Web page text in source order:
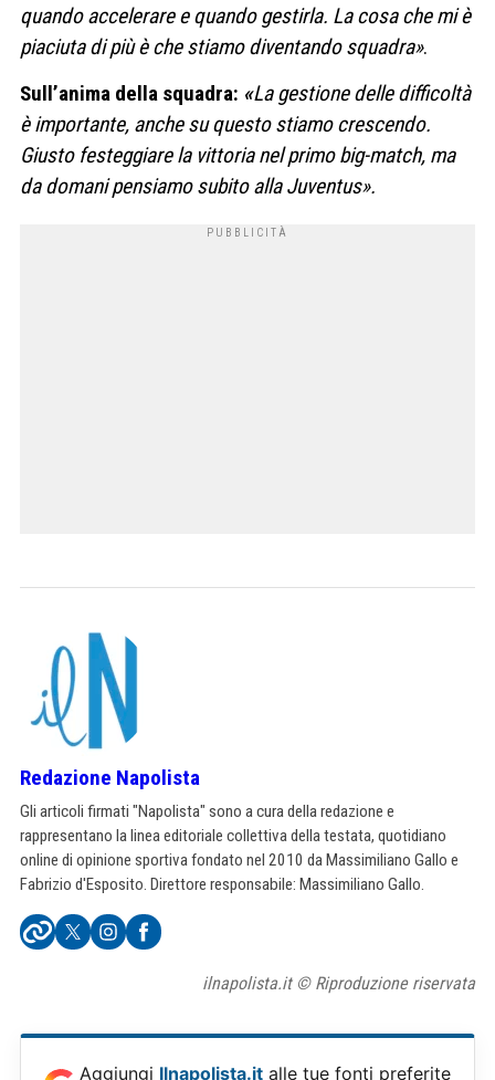
quando accelerare e quando gestirla. La cosa che mi è
piaciuta di più è che stiamo diventando squadra».
Sull’anima della squadra: «La gestione delle difficoltà
è importante, anche su questo stiamo crescendo.
Giusto festeggiare la vittoria nel primo big-match, ma
da domani pensiamo subito alla Juventus».
Redazione Napolista
Gli articoli firmati "Napolista" sono a cura della redazione e
rappresentano la linea editoriale collettiva della testata, quotidiano
online di opinione sportiva fondato nel 2010 da Massimiliano Gallo e
Fabrizio d'Esposito. Direttore responsabile: Massimiliano Gallo.
ilnapolista.it © Riproduzione riservata
Aggiungi Ilnapolista.it alle tue fonti preferite